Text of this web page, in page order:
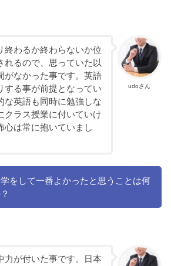
udoさん
終わるか終わらないか位
れるので、思っていた以
がなかった事です。英語
する事が前提となってい
な英語も同時に勉強しな
クラス授業に付いていけ
心は常に抱いていまし
をして一番よかったと思うことは何
力が付いた事です。日本